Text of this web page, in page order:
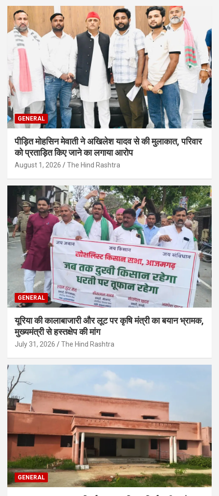
GENERAL
पीड़ित मोहसिन मेवाती ने अखिलेश यादव से की मुलाकात, परिवार
को प्रताड़ित किए जाने का लगाया आरोप
August 1, 2026 The Hind Rashtra
GENERAL
यूरिया की कालाबाजारी और लूट पर कृषि मंत्री का बयान भ्रामक,
मुख्यमंत्री से हस्तक्षेप की मांग
July 31, 2026 The Hind Rashtra
GENERAL